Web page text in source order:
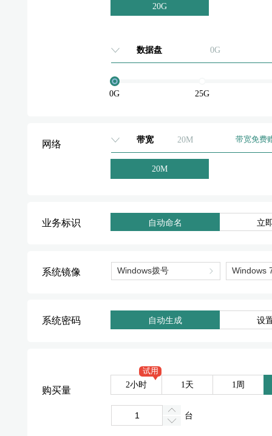
标准型
标准型
标准型
20G
数据盘 0G
0G 25G
网络 带宽 20M 带宽免费
20M
业务标识 自动命名 立
系统镜像
系统密码 自动生成 设
购买量
2小时
试用
1天 1周
台